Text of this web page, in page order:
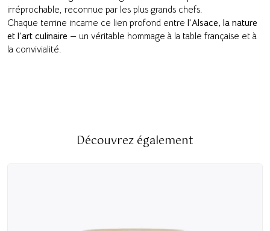
irréprochable, reconnue par les plus grands chefs.
Chaque terrine incarne ce lien profond entre l’Alsace, la nature
et l’art culinaire — un véritable hommage à la table française et à
la convivialité.
Découvrez également